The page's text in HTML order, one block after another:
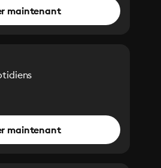
maintenant
maintenant